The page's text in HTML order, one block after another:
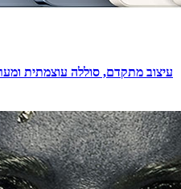
עיצוב מתקדם, סוללה עוצמתית